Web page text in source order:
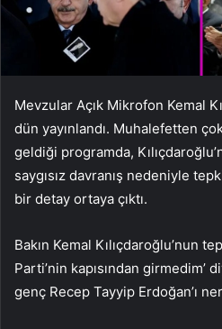
Mevzular Açık Mikrofon Kemal
dün yayınlandı. Muhalefetten
geldiği programda,
saygısız davranış nedeniyle
bir detay ortaya çıktı.
Bakın Kemal Kılıçdaroğlu’nun
Parti’nin kapısından girmedim’
genç Recep Tayyip Erdoğan’ı